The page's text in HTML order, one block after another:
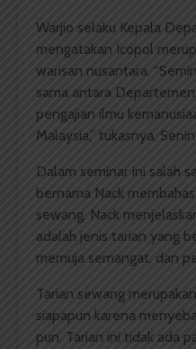
Warjio selaku Kepala
mengatakan Icopol
warisan nusantara.
sama antara
pengajian ilmu
Malaysia,” tukasnya,
Dalam seminar ini salah
bernama Nack
sewang. Nack
adalah jenis tarian yang
memuja semangat, dan
Tarian sewang
siapapun karena
pun. Tarian ini tidak ada